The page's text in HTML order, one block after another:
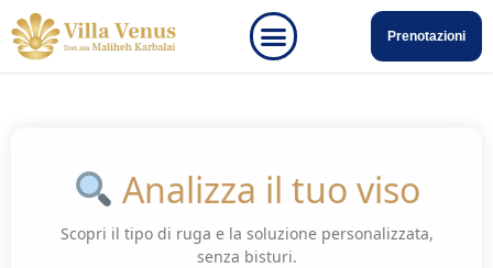
Prenotazioni
Analizza il tuo viso
Scopri il tipo di ruga e la soluzione personalizzata,
senza bisturi.